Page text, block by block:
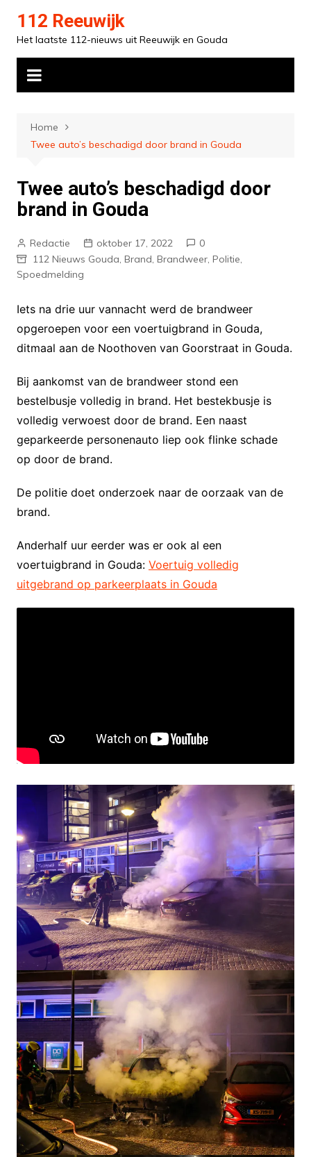
inhoud
112 Reeuwijk
Het laatste 112-nieuws uit Reeuwijk en Gouda
Home
Twee auto’s beschadigd door brand in Gouda
Twee auto’s beschadigd door
brand in Gouda
Redactie oktober 17, 2022
0
112 Nieuws Gouda, Brand, Brandweer, Politie,
Spoedmelding
Iets na drie uur vannacht werd de brandweer
opgeroepen voor een voertuigbrand in Gouda,
ditmaal aan de Noothoven van Goorstraat in Gouda.
Bij aankomst van de brandweer stond een
bestelbusje volledig in brand. Het bestekbusje is
volledig verwoest door de brand. Een naast
geparkeerde personenauto liep ook flinke schade
op door de brand.
De politie doet onderzoek naar de oorzaak van de
brand.
Anderhalf uur eerder was er ook al een
voertuigbrand in Gouda: Voertuig volledig
uitgebrand op parkeerplaats in Gouda